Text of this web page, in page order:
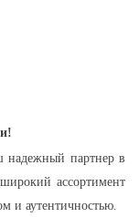
надежный партнер в
ассортимент
и аутентичностью.